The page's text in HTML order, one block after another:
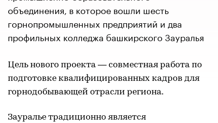
объединения, в которое вошли шесть
горнопромышленных предприятий и два
профильных колледжа башкирского Зауралья
Цель нового проекта — совместная работа по
подготовке квалифицированных кадров для
горнодобывающей отрасли региона.
Зауралье традиционно является